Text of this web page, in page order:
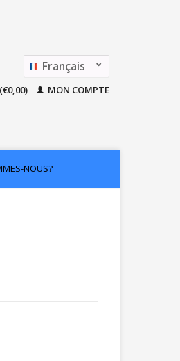
Français
Nederlands
MON COMPTE
NOUS?